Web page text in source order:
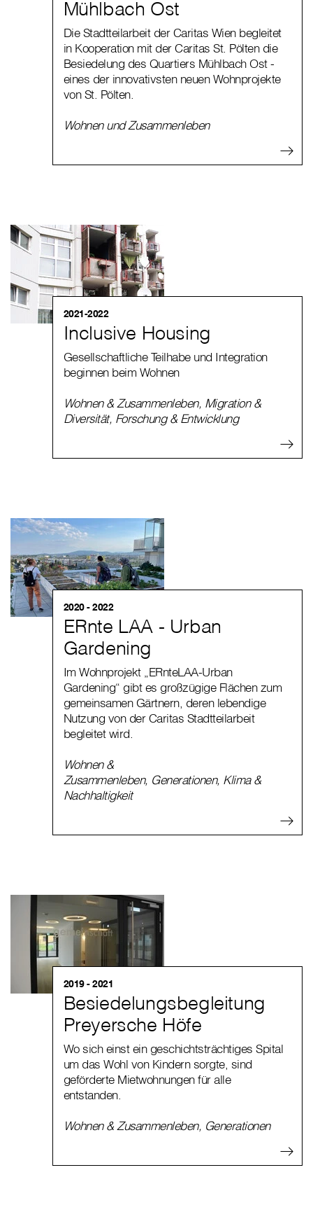
Mühlbach Ost
Die Stadtteilarbeit der Caritas Wien begleitet
in Kooperation mit der Caritas St. Pölten die
Besiedelung des Quartiers Mühlbach Ost -
eines der innovativsten neuen Wohnprojekte
von St. Pölten.
Wohnen und Zusammenleben
2021-2022
Inclusive Housing
Gesellschaftliche Teilhabe und Integration
beginnen beim Wohnen
Wohnen & Zusammenleben, Migration &
Diversität, Forschung & Entwicklung
2020 - 2022
ERnte LAA - Urban
Gardening
Im Wohnprojekt „ERnteLAA-Urban
Gardening“ gibt es großzügige Flächen zum
gemeinsamen Gärtnern, deren lebendige
Nutzung von der Caritas Stadtteilarbeit
begleitet wird.
Wohnen &
Zusammenleben, Generationen, Klima &
Nachhaltigkeit
2019 - 2021
Besiedelungsbegleitung
Preyersche Höfe
Wo sich einst ein geschichtsträchtiges Spital
um das Wohl von Kindern sorgte, sind
geförderte Mietwohnungen für alle
entstanden.
Wohnen & Zusammenleben, Generationen